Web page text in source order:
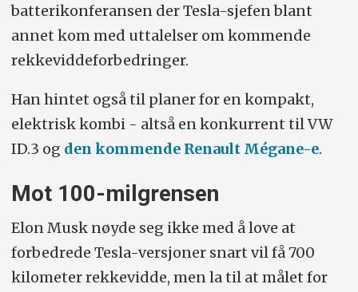
batterikonferansen der Tesla-sjefen blant
annet kom med uttalelser om kommende
rekkeviddeforbedringer.
Han hintet også til planer for en kompakt,
elektrisk kombi - altså en konkurrent til VW
ID.3 og den kommende Renault Mégane-e.
Mot 100-milgrensen
Elon Musk nøyde seg ikke med å love at
forbedrede Tesla-versjoner snart vil få 700
kilometer rekkevidde, men la til at målet for